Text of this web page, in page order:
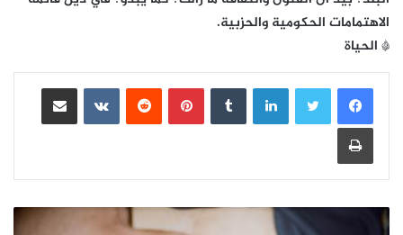
الاهتمامات الحكومية والحزبية.
* الحياة
لينكدإن بينتيريست
مشاركة عبر البريد
طباعة